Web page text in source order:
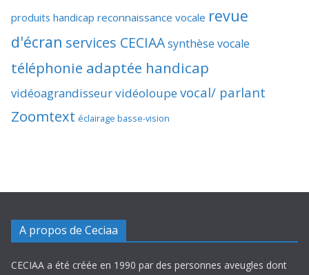
produits handicap reconnaissance vocale revue
d'écran services CECIAAsynthèse vocale
téléphonie adaptée handicap
vidéoagrandisseurvidéoloupevocal/ parlant
Zoomtext éclairage basse-vision
A propos de Ceciaa
CECIAA a été créée en 1990 par des personnes aveugles dont